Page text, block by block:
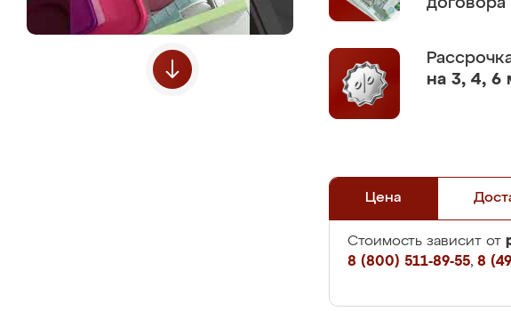
на 3, 4, 6
Цена
Стоимость зависит от
8 (800) 511-89-55, 8